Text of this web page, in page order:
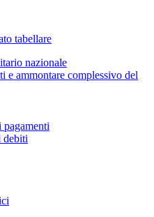
tabellare
nazionale
e ammontare complessivo del
debiti